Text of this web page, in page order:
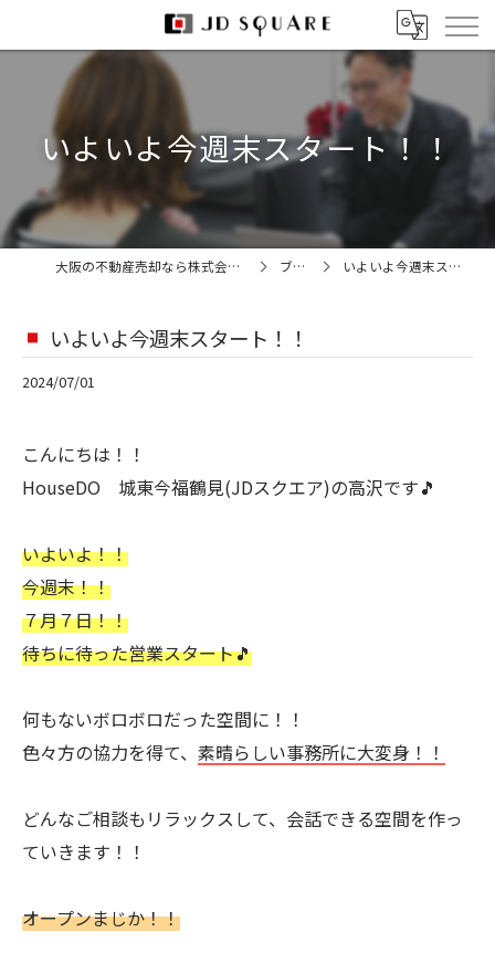
いよいよ今週末スタート！！
大阪の不動産売却なら株式会社JDスクエア ブログ いよいよ今週末スタート！！
いよいよ今週末スタート！！
2024/07/01
こんにちは！！
HouseDO 城東今福鶴見(JDスクエア)の高沢です🎵
いよいよ！！
今週末！！
７月７日！！
待ちに待った営業スタート🎵
何もないボロボロだった空間に！！
色々方の協力を得て、 素晴らしい事務所に大変身！！
どんなご相談もリラックスして、会話できる空間を作っ
ていきます！！
オープンまじか！！